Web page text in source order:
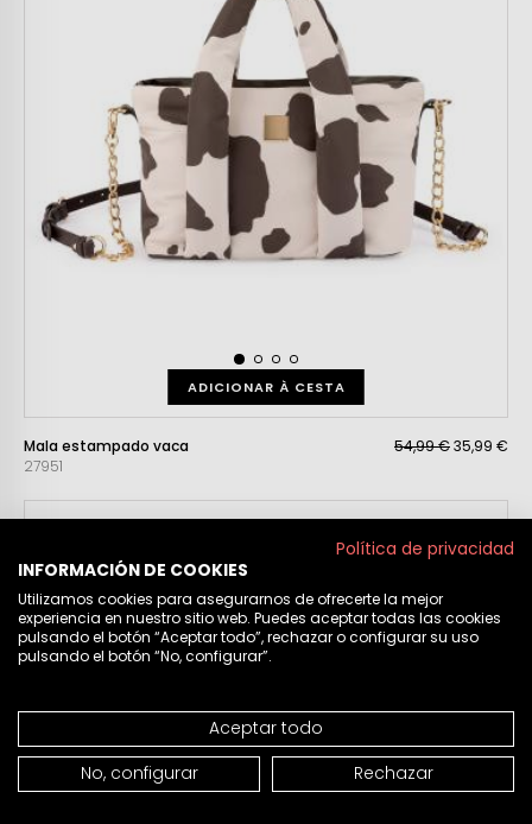
ADICIONAR À CESTA
Mala estampado vaca
27951
54,99 €35,99 €
Política de privacidad
INFORMACIÓN DE COOKIES
Utilizamos cookies para asegurarnos de ofrecerte la mejor
experiencia en nuestro sitio web. Puedes aceptar todas las cookies
pulsando el botón “Aceptar todo”, rechazar o configurar su uso
pulsando el botón “No, configurar”.
Aceptar todo
No, configurar
Rechazar